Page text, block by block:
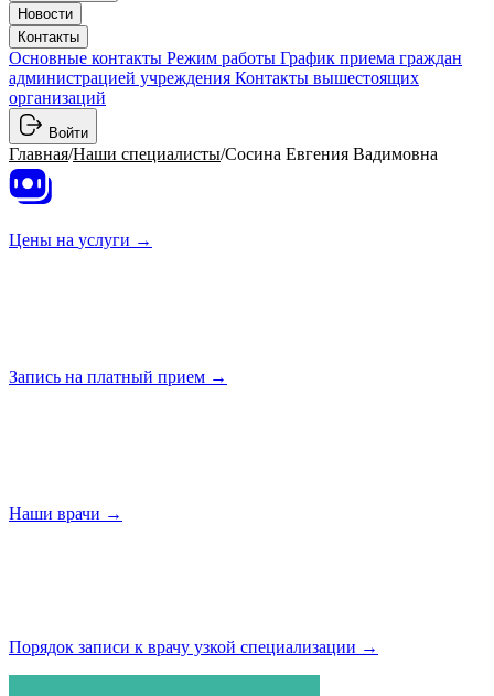
Новости
Контакты
Основные контакты Режим работы График приема граждан
администрацией учреждения Контакты вышестоящих
организаций
Войти
Главная/Наши специалисты/Сосина Евгения Вадимовна
Цены на услуги →
Запись на платный прием →
Наши врачи →
Порядок записи к врачу узкой специализации →